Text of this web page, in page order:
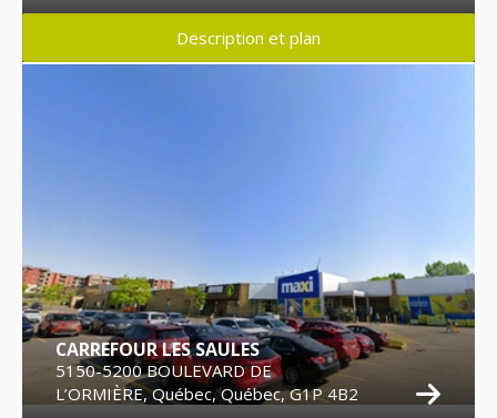
Description et plan
CARREFOUR LES SAULES
5150-5200 BOULEVARD DE
L’ORMIÈRE, Québec, Québec, G1P 4B2